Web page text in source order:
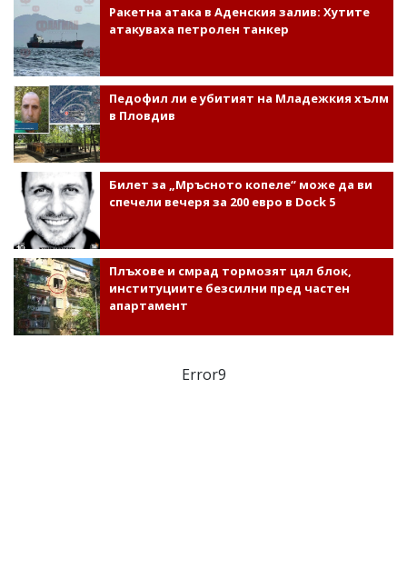
Ракетна атака в Аденския залив: Хутите
атакуваха петролен танкер
Педофил ли е убитият на Младежкия хълм
в Пловдив
Билет за „Мръсното копеле“ може да ви
спечели вечеря за 200 евро в Dock 5
Плъхове и смрад тормозят цял блок,
институциите безсилни пред частен
апартамент
Error9